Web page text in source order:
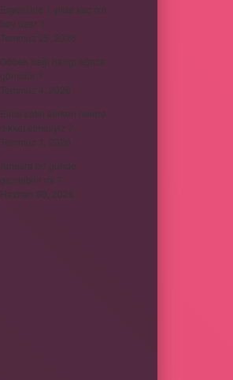
Ergenlikte 1 yılda kaç cm
boy uzar ?
Temmuz 25, 2026
Göbek bağı hangi ağaca
gömülür ?
Temmuz 4, 2026
Elma satın alırken nelere
dikkat etmeliyiz ?
Temmuz 1, 2026
Amasra bir günde
gezilebilir mi ?
Haziran 30, 2026